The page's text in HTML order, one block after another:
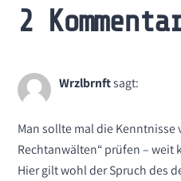
2
Wrzlbrnftsagt:
Man sollte mal die Kenntnisse
Rechtanwälten“ prüfen – weit
Hier gilt wohl der Spruch des